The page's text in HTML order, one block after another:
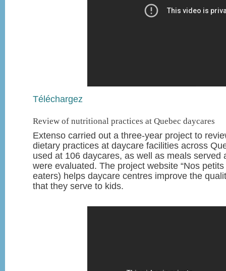
Téléchargez
Review of nutritional practices at Quebec daycares
Extenso carried out a three-year project to
dietary practices at daycare facilities across
used at 106 daycares, as well as meals served
were evaluated. The project website “Nos
eaters) helps daycare centres improve the
that they serve to kids.